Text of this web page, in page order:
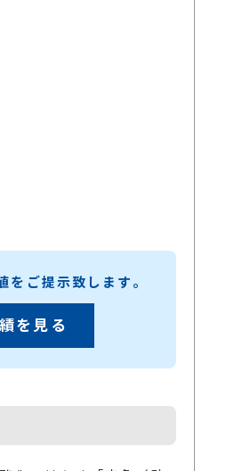
ご提示致します。
を見る